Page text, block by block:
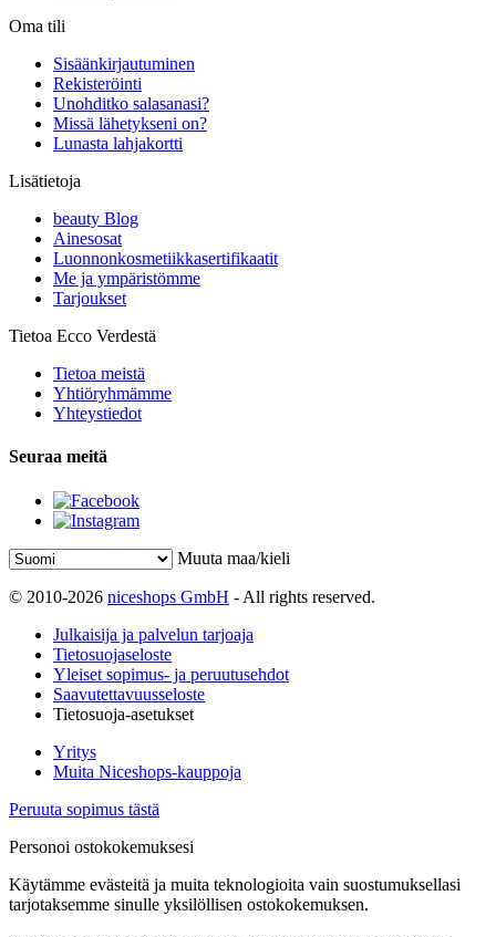
Oma tili
Sisäänkirjautuminen
Rekisteröinti
Unohditko salasanasi?
Missä lähetykseni on?
Lunasta lahjakortti
Lisätietoja
beauty Blog
Ainesosat
Luonnonkosmetiikkasertifikaatit
Me ja ympäristömme
Tarjoukset
Tietoa Ecco Verdestä
Tietoa meistä
Yhtiöryhmämme
Yhteystiedot
Seuraa meitä
Muuta maa/kieli
© 2010-2026 niceshops GmbH - All rights reserved.
Julkaisija ja palvelun tarjoaja
Tietosuojaseloste
Yleiset sopimus- ja peruutusehdot
Saavutettavuusseloste
Tietosuoja-asetukset
Yritys
Muita Niceshops-kauppoja
Peruuta sopimus tästä
Personoi ostokokemuksesi
Käytämme evästeitä ja muita teknologioita vain suostumuksellasi
tarjotaksemme sinulle yksilöllisen ostokokemuksen.